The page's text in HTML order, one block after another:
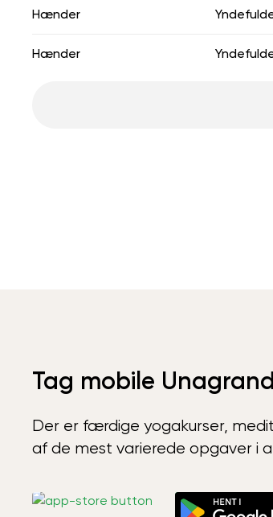
Hænder
Hænder
Tag mobile
Der er færdige yogakurser,
af de mest varierede opgaver i